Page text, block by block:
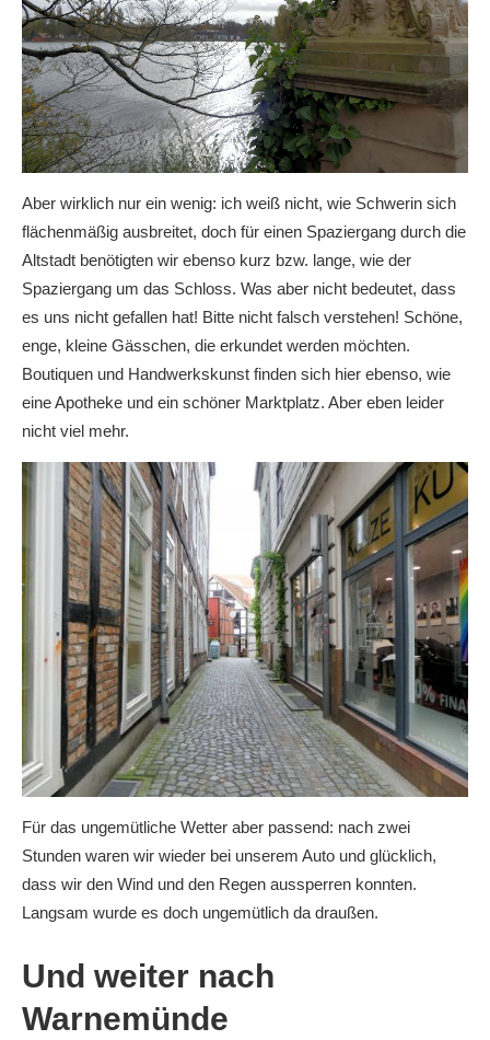
Aber wirklich nur ein wenig: ich weiß nicht, wie Schwerin sich
flächenmäßig ausbreitet, doch für einen Spaziergang durch die
Altstadt benötigten wir ebenso kurz bzw. lange, wie der
Spaziergang um das Schloss. Was aber nicht bedeutet, dass
es uns nicht gefallen hat! Bitte nicht falsch verstehen! Schöne,
enge, kleine Gässchen, die erkundet werden möchten.
Boutiquen und Handwerkskunst finden sich hier ebenso, wie
eine Apotheke und ein schöner Marktplatz. Aber eben leider
nicht viel mehr.
Für das ungemütliche Wetter aber passend: nach zwei
Stunden waren wir wieder bei unserem Auto und glücklich,
dass wir den Wind und den Regen aussperren konnten.
Langsam wurde es doch ungemütlich da draußen.
Und weiter nach
Warnemünde